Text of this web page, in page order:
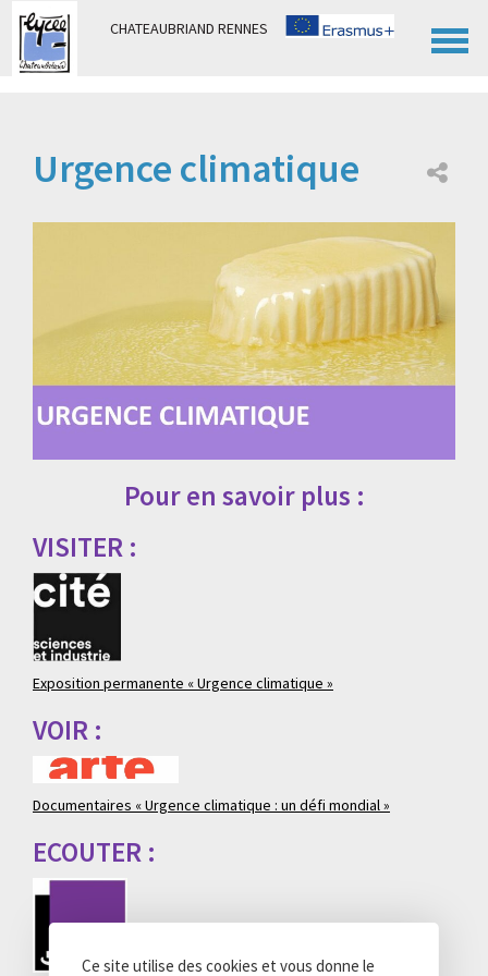
CHATEAUBRIAND RENNES
Urgence climatique
Pour en savoir plus :
VISITER :
Exposition permanente « Urgence climatique »
VOIR :
Documentaires « Urgence climatique : un défi mondial »
ECOUTER :
Panneau de gestion des cookies
Ce site utilise des cookies et vous donne le